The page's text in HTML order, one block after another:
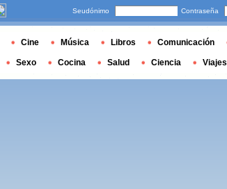
Seudónimo Contraseña
Cine Música Libros Comunicación
Sexo Cocina Salud Ciencia Viajes